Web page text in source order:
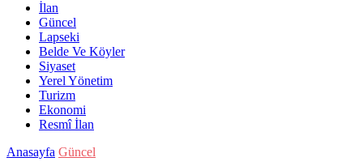
İlan
Güncel
Lapseki
Belde Ve Köyler
Siyaset
Yerel Yönetim
Turizm
Ekonomi
Resmî İlan
Anasayfa Güncel